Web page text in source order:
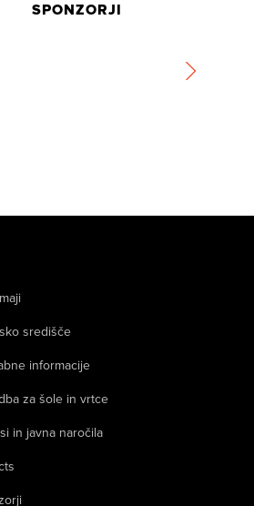
SPONZORJI
središče
informacije
za šole in vrtce
in javna naročila